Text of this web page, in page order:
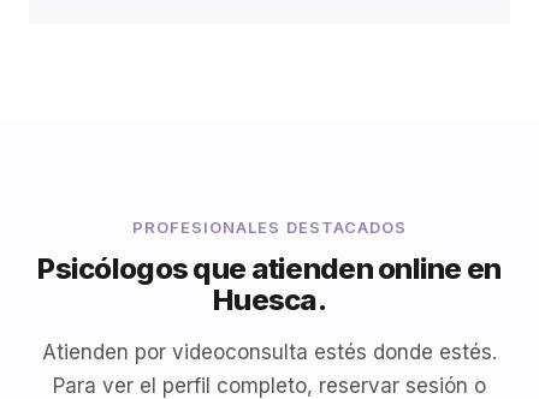
PROFESIONALES DESTACADOS
Psicólogos que atienden online en
Huesca.
Atienden por videoconsulta estés donde estés.
Para ver el perfil completo, reservar sesión o